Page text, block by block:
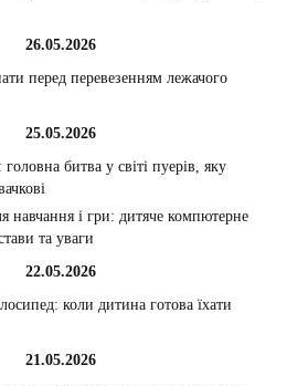
26.05.2026
перед перевезенням лежачого
25.05.2026
битва у світі пуерів, яку
навчання і гри: дитяче компютерне
та уваги
22.05.2026
коли дитина готова їхати
21.05.2026